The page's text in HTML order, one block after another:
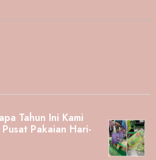
Tahun Ini Kami
Pakaian Hari-